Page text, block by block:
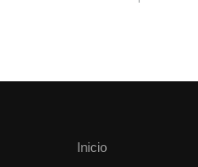
Inicio